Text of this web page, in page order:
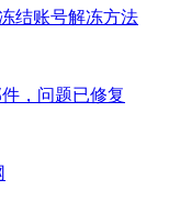
结账号解冻方法
，问题已修复